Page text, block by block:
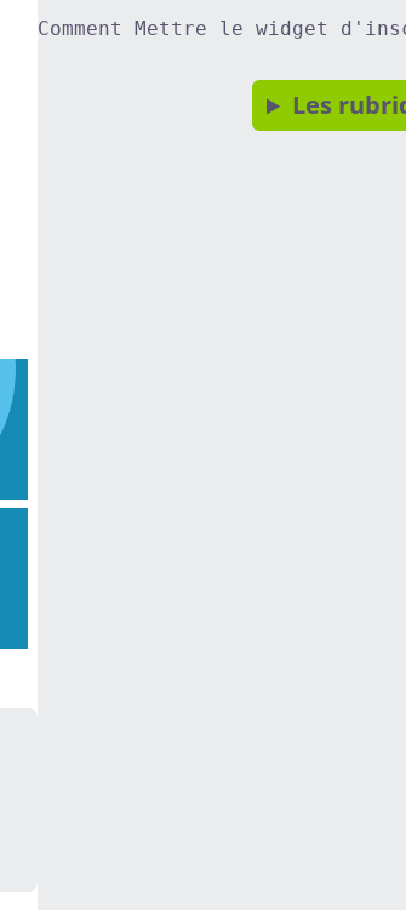
Comment Mettre le widget
Les